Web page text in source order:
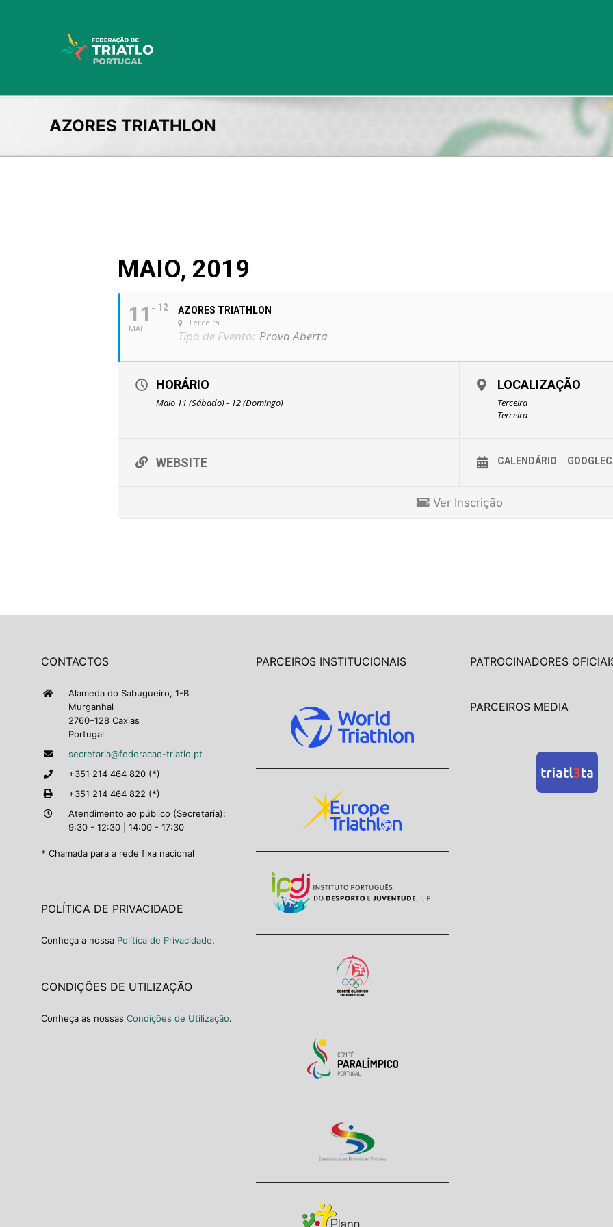
AZORES TRIATHLON
MAIO, 2019
11
MAI
12 AZORES TRIATHLON
Terceira
Tipo de Evento: Prova Aberta
HORÁRIO
Maio 11 (Sábado) - 12 (Domingo)
LOCALIZAÇÃO
Terceira
Terceira
WEBSITE CALENDÁRIO
Ver Inscrição
CONTACTOS
Alameda do Sabugueiro, 1-B
Murganhal
2760–128 Caxias
Portugal
secretaria@federacao-triatlo.pt
+351 214 464 820 (*)
+351 214 464 822 (*)
Atendimento ao público (Secretaria):
9:30 - 12:30 | 14:00 - 17:30
* Chamada para a rede fixa nacional
POLÍTICA DE PRIVACIDADE
Conheça a nossa Política de Privacidade.
CONDIÇÕES DE UTILIZAÇÃO
Conheça as nossas Condições de Utilização.
PARCEIROS INSTITUCIONAIS PATROCINADORES
PARCEIROS MEDIA